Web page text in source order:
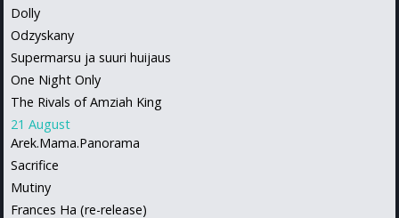
Dolly
Odzyskany
Supermarsu ja suuri huijaus
One Night Only
The Rivals of Amziah King
21 August
Arek.Mama.Panorama
Sacrifice
Mutiny
Frances Ha (re-release)